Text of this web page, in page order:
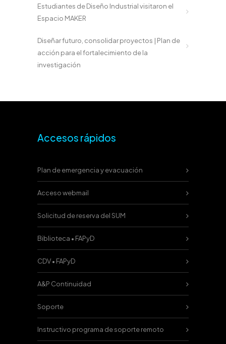
Estudiantes de Diseño Industrial visitaron el
Espacio MAKER
Diseñar futuro, consolidar proyectos | Plan de
acción para el fortalecimiento de la
investigación
Accesos rápidos
Plan de emergencia y evacuación
Acceso webmail
Solicitud de reserva del SUM
Biblioteca • FAPyD
CDV • FAPyD
A&P Continuidad
Soporte
Instructivo programa de soporte remoto